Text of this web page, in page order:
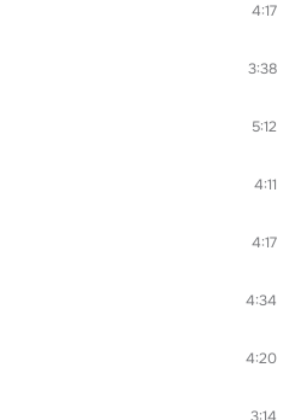
4:17
3:38
5:12
4:11
4:17
4:34
4:20